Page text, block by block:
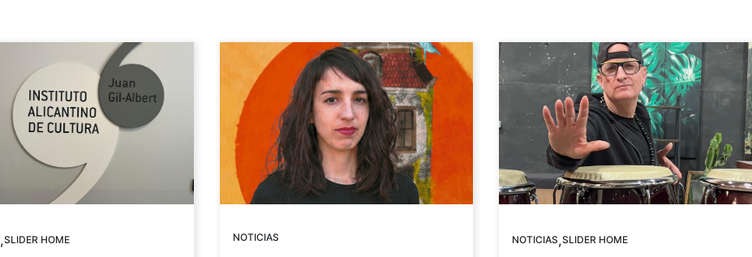
,SLIDER HOME NOTICIAS NOTICIAS,SLIDER HOME